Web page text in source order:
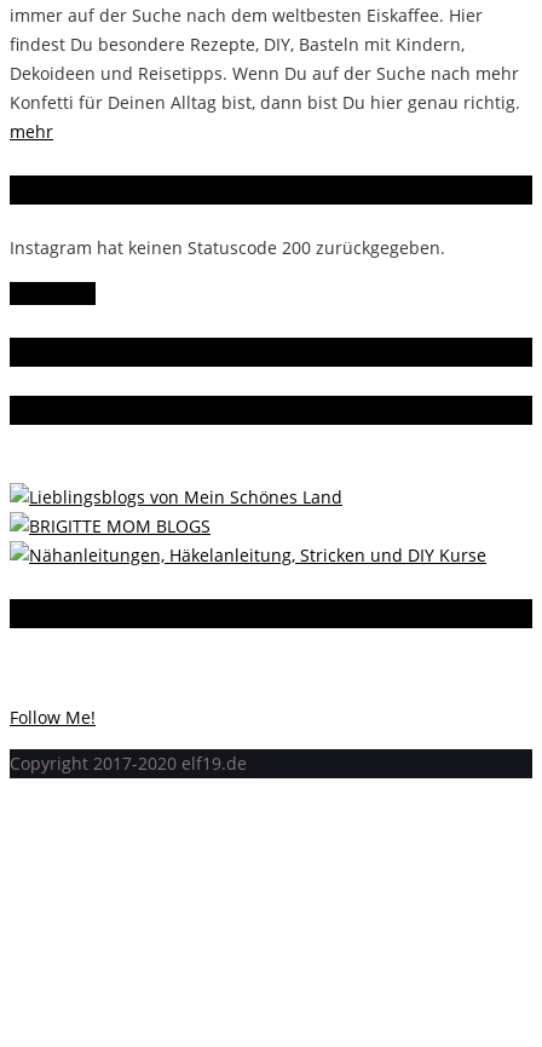
immer auf der Suche nach dem weltbesten Eiskaffee. Hier
findest Du besondere Rezepte, DIY, Basteln mit Kindern,
Dekoideen und Reisetipps. Wenn Du auf der Suche nach mehr
Konfetti für Deinen Alltag bist, dann bist Du hier genau richtig.
mehr
Instagram hat keinen Statuscode 200 zurückgegeben.
Follow Me!
Copyright 2017-2020 elf19.de